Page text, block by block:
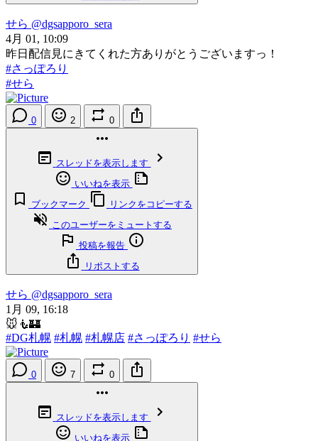
せら @dgsapporo_sera
4月 01, 10:09
昨日配信見にきてくれた方ありがとうございますっ！
#さっぽろり
#せら
0 2 0
スレッドを表示します
いいねを表示
ブックマーク
リンクをコピーする
このユーザーをミュートする
投稿を報告
リポストする
せら @dgsapporo_sera
1月 09, 16:18
🐭🧜🏰
#DG札幌 #札幌 #札幌店 #さっぽろり #せら
0 7 0
スレッドを表示します
いいねを表示